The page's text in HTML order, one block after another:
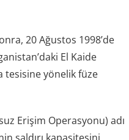
20 Ağustos 1998’de
El Kaide
tesisine yönelik füze
Erişim Operasyonu) adı
saldırı kapasitesini